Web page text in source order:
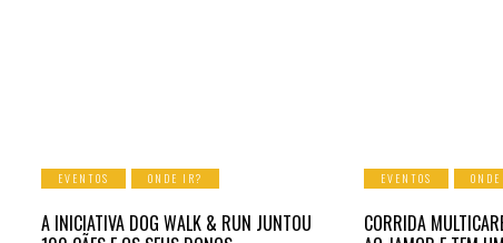
EVENTOS ONDE IR?
A INICIATIVA DOG WALK & RUN JUNTOU
EVENTOS
CORRIDA